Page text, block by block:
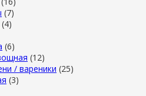
(7)
(4)
(6)
(12)
/ вареники (25)
(3)